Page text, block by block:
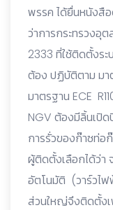
พรรค ได้ยื่นหนังสื
ว่าการกระทรวงอุ
2333 ที่ใช้ติดตั้งระ
ต้อง ปฏิบัติตาม ม
มาตรฐาน ECE
NGV ต้องมีลิ้นเปิ
การรั่วของก๊าซท่อ
ผู้ติดตั้งเลือกได้ว่า
อัตโนมัติ (วาร์วไ
ส่วนใหญ่จึงติดตั้ง